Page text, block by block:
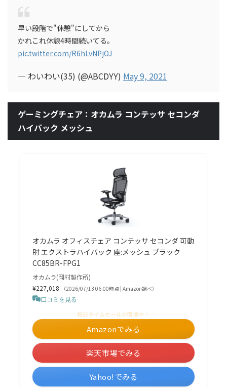
早い段階で"休憩"にしてから
かれこれ休憩4時間続いてる。
pic.twitter.com/R6hLvNPjOJ
— わいわい(35) (@ABCDYY) May 9, 2021
ゲーミングチェア：オカムラ コンテッサ セコンダ
ハイバック メッシュ
オカムラ オフィスチェア コンテッサ セコンダ 可動
肘 エクストラハイバック 座:メッシュ ブラック
CC85BR-FPG1
オカムラ(岡村製作所)
¥227,018
（2026/07/13 06:00時点 | Amazon調べ）
口コミを見る
＼毎日タイムセールが開催中！／
Amazonでみる
楽天市場でみる
Yahoo!でみる